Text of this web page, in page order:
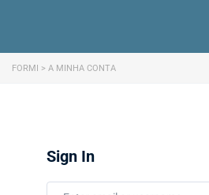
FORMI > A MINHA CONTA
Sign In